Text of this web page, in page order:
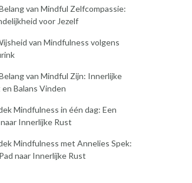
van Mindful Zelfcompassie:
voor Jezelf
van Mindfulness volgens
van Mindful Zijn: Innerlijke
en Balans Vinden
Mindfulness in één dag: Een
Innerlijke Rust
Mindfulness met Annelies Spek:
naar Innerlijke Rust